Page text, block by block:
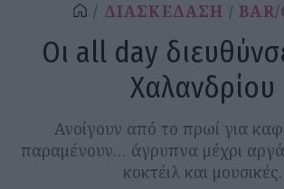
ΔΙΑΣΚΕΔΑΣΗ BAR/
Οι all day
Χαλανδρίου
Ανοίγουν από το πρωί για
παραμένουν… άγρυπνα μέχρι
κοκτέιλ και μουσικές.